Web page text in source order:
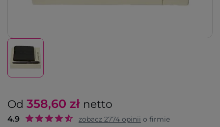
Od 358,60 zł netto
4.9 zobacz 2774 opinii o firmie